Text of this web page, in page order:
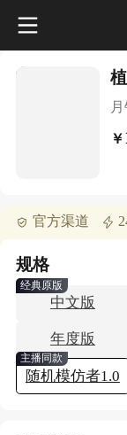
￥
官方渠道
规格
中文版
经典原版
年度版
随机模仿者1.0
主播同款